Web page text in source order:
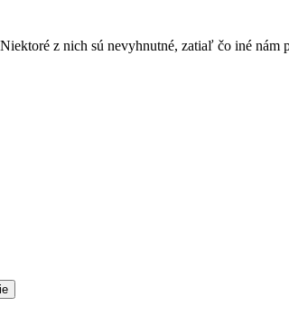
z nich sú nevyhnutné, zatiaľ čo iné